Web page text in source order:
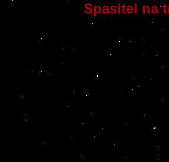
Spasitel na